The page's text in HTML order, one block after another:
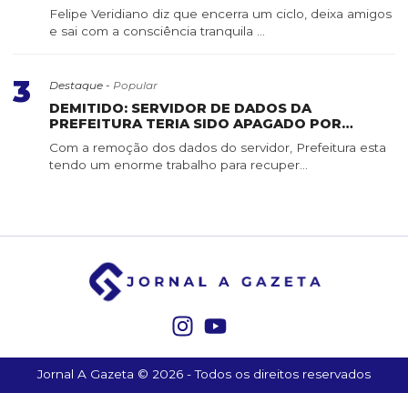
Felipe Veridiano diz que encerra um ciclo, deixa amigos
e sai com a consciência tranquila ...
3 Destaque - Popular
DEMITIDO: SERVIDOR DE DADOS DA
PREFEITURA TERIA SIDO APAGADO POR
SERVIDOR DE CONFIANÇA
Com a remoção dos dados do servidor, Prefeitura esta
tendo um enorme trabalho para recuper...
Jornal A Gazeta © 2026 - Todos os direitos reservados